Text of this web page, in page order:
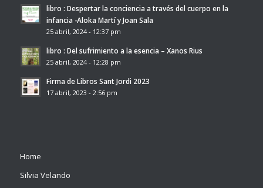
libro : Despertar la conciencia a través del cuerpo en la
infancia -Aloka Martí y Joan Sala
25 abril, 2024 - 12:37 pm
libro : Del sufrimiento a la esencia – Xanos Rius
25 abril, 2024 - 12:28 pm
Firma de Libros Sant Jordi 2023
17 abril, 2023 - 2:56 pm
Home
Silvia Velando